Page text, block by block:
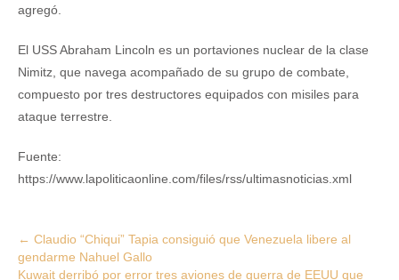
agregó.
El USS Abraham Lincoln es un portaviones nuclear de la clase
Nimitz, que navega acompañado de su grupo de combate,
compuesto por tres destructores equipados con misiles para
ataque terrestre.
Fuente:
https://www.lapoliticaonline.com/files/rss/ultimasnoticias.xml
Post
navigation
← Claudio “Chiqui” Tapia consiguió que Venezuela libere al
gendarme Nahuel Gallo
Kuwait derribó por error tres aviones de guerra de EEUU que